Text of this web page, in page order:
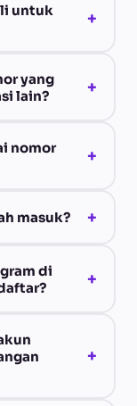
untuk
+
yang
lain?
+
nomor
+
masuk? +
di
+
+